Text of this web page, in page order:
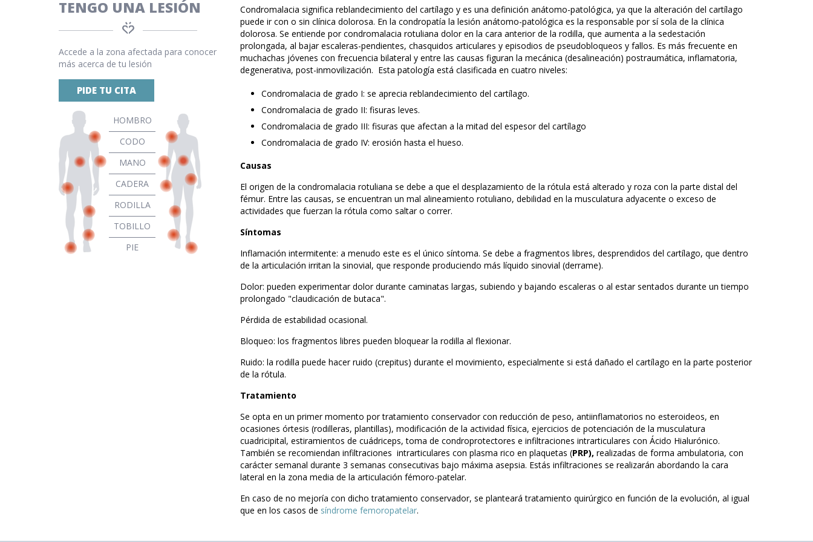
TENGO UNA LESIÓN
Accede a la zona afectada para conocer
más acerca de tu lesión
PIDE TU CITA
HOMBRO
CODO
MANO
CADERA
RODILLA
TOBILLO
PIE
Condromalacia significa reblandecimiento del cartílago y es una definición anátomo-patológica, ya que la alteración del cartílago
puede ir con o sin clínica dolorosa. En la condropatía la lesión anátomo-patológica es la responsable por sí sola de la clínica
dolorosa. Se entiende por condromalacia rotuliana dolor en la cara anterior de la rodilla, que aumenta a la sedestación
prolongada, al bajar escaleras-pendientes, chasquidos articulares y episodios de pseudobloqueos y fallos. Es más frecuente en
muchachas jóvenes con frecuencia bilateral y entre las causas figuran la mecánica (desalineación) postraumática, inflamatoria,
degenerativa, post-inmovilización. Esta patología está clasificada en cuatro niveles:
Condromalacia de grado I: se aprecia reblandecimiento del cartílago.
Condromalacia de grado II: fisuras leves.
Condromalacia de grado III: fisuras que afectan a la mitad del espesor del cartílago
Condromalacia de grado IV: erosión hasta el hueso.
Causas
El origen de la condromalacia rotuliana se debe a que el desplazamiento de la rótula está alterado y roza con la parte distal del
fémur. Entre las causas, se encuentran un mal alineamiento rotuliano, debilidad en la musculatura adyacente o exceso de
actividades que fuerzan la rótula como saltar o correr.
Síntomas
Inflamación intermitente: a menudo este es el único síntoma. Se debe a fragmentos libres, desprendidos del cartílago, que dentro
de la articulación irritan la sinovial, que responde produciendo más líquido sinovial (derrame).
Dolor: pueden experimentar dolor durante caminatas largas, subiendo y bajando escaleras o al estar sentados durante un tiempo
prolongado "claudicación de butaca".
Pérdida de estabilidad ocasional.
Bloqueo: los fragmentos libres pueden bloquear la rodilla al flexionar.
Ruido: la rodilla puede hacer ruido (crepitus) durante el movimiento, especialmente si está dañado el cartílago en la parte posterior
de la rótula.
Tratamiento
Se opta en un primer momento por tratamiento conservador con reducción de peso, antiinflamatorios no esteroideos, en
ocasiones órtesis (rodilleras, plantillas), modificación de la actividad física, ejercicios de potenciación de la musculatura
cuadricipital, estiramientos de cuádriceps, toma de condroprotectores e infiltraciones intrarticulares con Ácido Hialurónico.
También se recomiendan infiltraciones intrarticulares con plasma rico en plaquetas (PRP), realizadas de forma ambulatoria, con
carácter semanal durante 3 semanas consecutivas bajo máxima asepsia. Estás infiltraciones se realizarán abordando la cara
lateral en la zona media de la articulación fémoro-patelar.
En caso de no mejoría con dicho tratamiento conservador, se planteará tratamiento quirúrgico en función de la evolución, al igual
que en los casos de síndrome femoropatelar.